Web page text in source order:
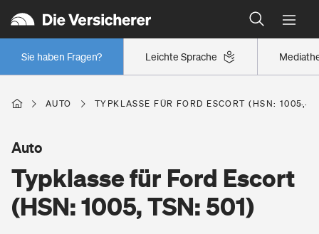
Leichte Sprache
Sie haben Fragen?
Wer versichert was: Jetzt Versicherer finden
Regionalklassen: So ist Ihre Region eingestuft
Wer versichert was: Jetzt Versicherer finden
Berufsunfähigkeitsversicherung
Erwerbsunfähigkeitsversicherung
Wohnen
AUTO TYPKLASSE FÜR FORD ESCORT (HSN: 1005,
Typklasse für Ford Escort
(HSN: 1005, TSN: 501)
Auto